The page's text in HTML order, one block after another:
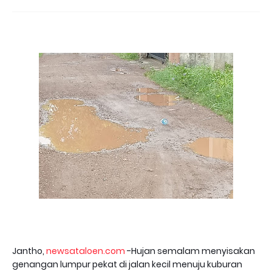
Jantho, newsataloen.com -Hujan semalam menyisakan
genangan lumpur pekat di jalan kecil menuju kuburan